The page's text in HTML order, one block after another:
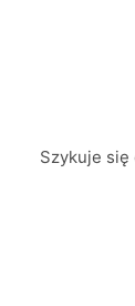
Szykuje